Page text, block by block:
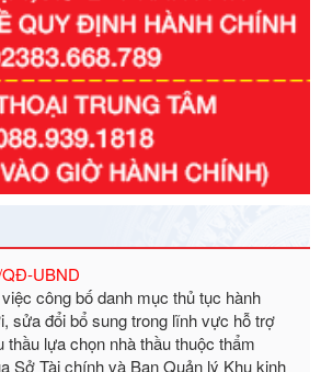
NĐ-CP
2025/NĐ-CP của Chính phủ: Quy
chiều quốc gia giai đoạn 2026 - 2030
2026
công bố danh mục thủ tục hành
sửa đổi bổ sung trong lĩnh vực hỗ trợ
thầu lựa chọn nhà thầu thuộc thẩm
Sở Tài chính và Ban Quản lý Khu kinh
An
2026